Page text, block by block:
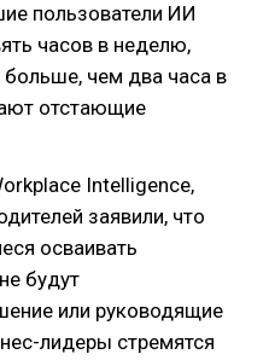
пользователи ИИ
часов в неделю,
чем два часа в
отстающие
Intelligence,
заявили, что
осваивать
будут
или руководящие
лидеры стремятся